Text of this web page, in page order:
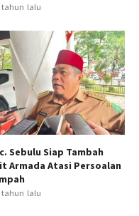
tahun lalu
Sebulu Siap Tambah
Armada Atasi Persoalan
tahun lalu